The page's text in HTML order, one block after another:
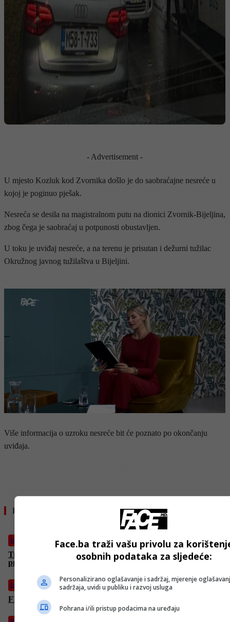
- Advertisement -
U mjesto Kozluk kod Zvornika došlo je do saobraćajne nesreće u
kojoj je poginuo pješak.
Nesreća se desila na magistralnom putu na dionici Zvornik-Bijeljina,
zbog čega je saobraćaj u potpunosti obustavljen.
U toku je uviđaj nesreće, a na terenu je prisutan i dežurni tužilac
Okružnog javnog tužilaštva u Bijeljini.
Više informacija o uzroku nesreće bit će poznato po okončanju
uviđaja.
Pročitajte još
Izdvojeno
Trump: “Nisam čuo ništa od Irana o prekidu mirovnih
pregovora”
Izdvojeno
FIFA upozorila navijače: Evo šta ne smijete unositi na stadione
Face.ba traži vašu privolu za
osobnih podataka za sljedeće:
Personalizirano oglašavanje i sadržaj, mjerenje
sadržaja, uvidi u publiku i razvoj usluga
Pohrana i/ili pristup podacima na uređaju